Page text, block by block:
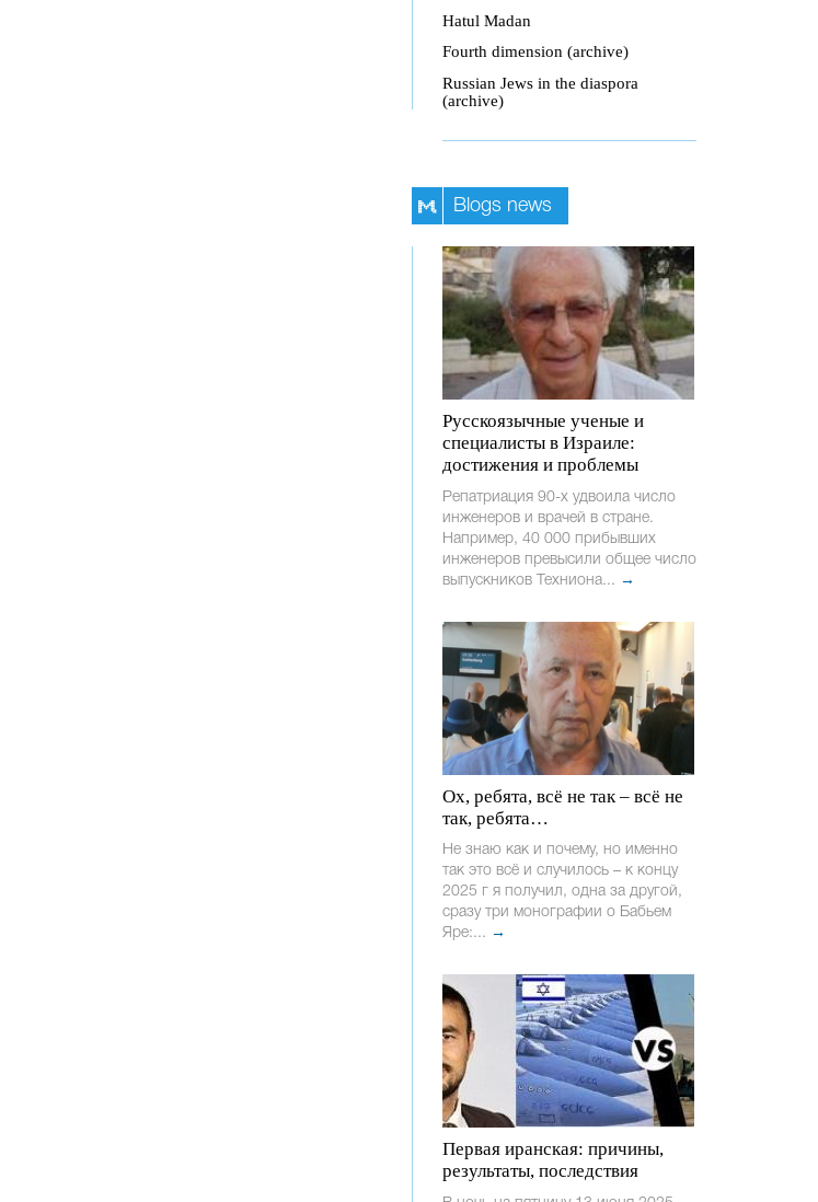
Hatul Madan
Fourth dimension (archive)
Russian Jews in the diaspora
(archive)
Blogs news
Русскоязычные ученые и
специалисты в Израиле:
достижения и проблемы
Репатриация 90-х удвоила число
инженеров и врачей в стране.
Например, 40 000 прибывших
инженеров превысили общее число
выпускников Техниона... →
Ох, ребята, всё не так – всё не
так, ребята…
Не знаю как и почему, но именно
так это всё и случилось – к концу
2025 г я получил, одна за другой,
сразу три монографии о Бабьем
Яре:... →
Первая иранская: причины,
результаты, последствия